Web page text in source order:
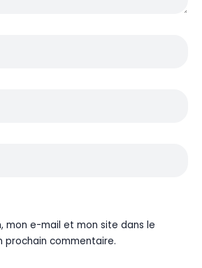
mon e-mail et mon site dans le
prochain commentaire.